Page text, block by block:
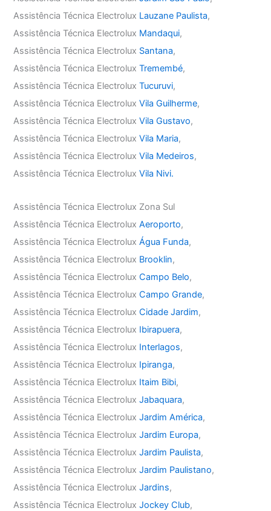
Assistência Técnica Electrolux Lauzane Paulista,
Assistência Técnica Electrolux Mandaqui,
Assistência Técnica Electrolux Santana,
Assistência Técnica ElectroluxTremembé,
Assistência Técnica ElectroluxTucuruvi,
Assistência Técnica ElectroluxVila Guilherme,
Assistência Técnica ElectroluxVila Gustavo,
Assistência Técnica ElectroluxVila Maria,
Assistência Técnica ElectroluxVila Medeiros,
Assistência Técnica ElectroluxVila Nivi.
Assistência Técnica Electrolux Zona Sul
Assistência Técnica ElectroluxAeroporto,
Assistência Técnica ElectroluxÁgua Funda,
Assistência Técnica Electrolux Brooklin,
Assistência Técnica ElectroluxCampo Belo,
Assistência Técnica ElectroluxCampo Grande,
Assistência Técnica ElectroluxCidade Jardim,
Assistência Técnica Electrolux Ibirapuera,
Assistência Técnica Electrolux Interlagos,
Assistência Técnica Electrolux Ipiranga,
Assistência Técnica Electrolux Itaim Bibi,
Assistência Técnica ElectroluxJabaquara,
Assistência Técnica ElectroluxJardim América,
Assistência Técnica ElectroluxJardim Europa,
Assistência Técnica ElectroluxJardim Paulista,
Assistência Técnica ElectroluxJardim Paulistano,
Assistência Técnica ElectroluxJardins,
Assistência Técnica ElectroluxJockey Club,